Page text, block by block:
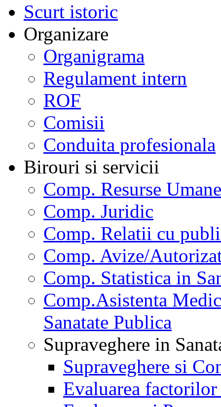
Scurt istoric
Organizare
Organigrama
Regulament intern
ROF
Comisii
Conduita profesionala
Birouri si servicii
Comp. Resurse Umane
Comp. Juridic
Comp. Relatii cu
Comp. Avize/
Comp. Statistica in
Comp.Asistenta
Sanatate Publica
Supraveghere in
Supraveghere si
Evaluarea